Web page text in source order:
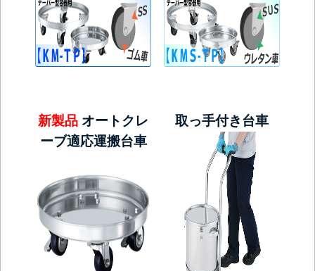
新製品 オートクレ
ーブ適応運搬台車
取っ手付き台車